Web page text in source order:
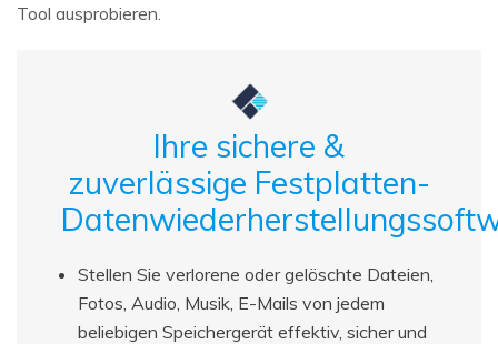
Tool ausprobieren.
Ihre sichere &
zuverlässige Festplatten-
Stellen Sie verlorene oder gelöschte Dateien,
Fotos, Audio, Musik, E-Mails von jedem
beliebigen Speichergerät effektiv, sicher und